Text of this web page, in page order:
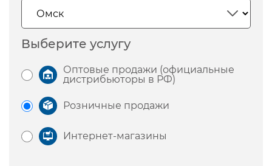
Выберите услугу
Оптовые продажи (официальные
дистрибьюторы в РФ)
Розничные продажи
Интернет-магазины